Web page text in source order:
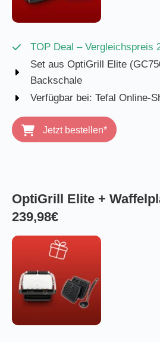
TOP Deal – Vergleichspreis
Set aus OptiGrill Elite
Backschale
Verfügbar bei: Tefal Online-
Jetzt bestellen*
OptiGrill Elite +
239,98€